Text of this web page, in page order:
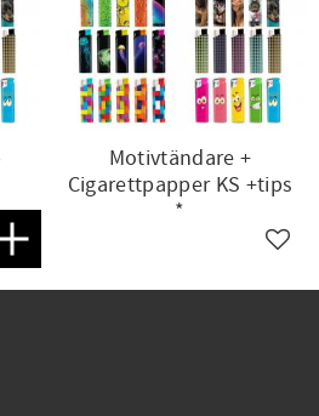
Lägg till i favoriter
Motivtändare +
Cigarettpapper KS +tips
*